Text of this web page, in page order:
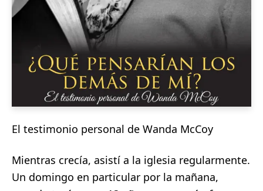
El testimonio personal de Wanda McCoy
Mientras crecía, asistí a la iglesia regularmente.
Un domingo en particular por la mañana,